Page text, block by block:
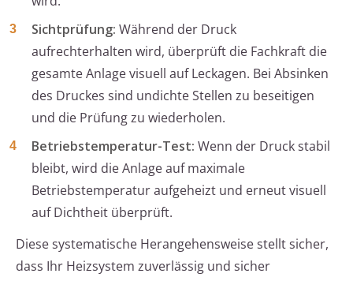
Sichtprüfung: Während der Druck
aufrechterhalten wird, überprüft die Fachkraft die
gesamte Anlage visuell auf Leckagen. Bei Absinken
des Druckes sind undichte Stellen zu beseitigen
und die Prüfung zu wiederholen.
Betriebstemperatur-Test: Wenn der Druck stabil
bleibt, wird die Anlage auf maximale
Betriebstemperatur aufgeheizt und erneut visuell
auf Dichtheit überprüft.
Diese systematische Herangehensweise stellt sicher,
dass Ihr Heizsystem zuverlässig und sicher